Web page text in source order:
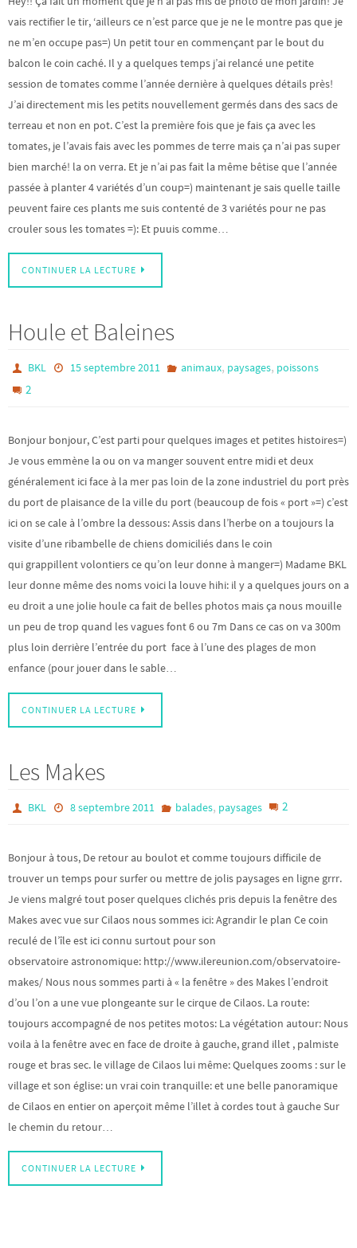
vais rectifier le tir, ‘ailleurs ce n’est parce que je ne le montre pas que je
ne m’en occupe pas=) Un petit tour en commençant par le bout du
balcon le coin caché. Il y a quelques temps j’ai relancé une petite
session de tomates comme l’année dernière à quelques détails près!
J’ai directement mis les petits nouvellement germés dans des sacs de
terreau et non en pot. C’est la première fois que je fais ça avec les
tomates, je l’avais fais avec les pommes de terre mais ça n’ai pas super
bien marché! la on verra. Et je n’ai pas fait la même bêtise que l’année
passée à planter 4 variétés d’un coup=) maintenant je sais quelle taille
peuvent faire ces plants me suis contenté de 3 variétés pour ne pas
crouler sous les tomates =): Et puuis comme…
CONTINUER LA LECTURE
Houle et Baleines
BKL 15 septembre 2011 animaux, paysages, poissons
2
Bonjour bonjour, C’est parti pour quelques images et petites histoires=)
Je vous emmène la ou on va manger souvent entre midi et deux
généralement ici face à la mer pas loin de la zone industriel du port près
du port de plaisance de la ville du port (beaucoup de fois « port »=) c’est
ici on se cale à l’ombre la dessous: Assis dans l’herbe on a toujours la
visite d’une ribambelle de chiens domiciliés dans le coin
qui grappillent volontiers ce qu’on leur donne à manger=) Madame BKL
leur donne même des noms voici la louve hihi: il y a quelques jours on a
eu droit a une jolie houle ca fait de belles photos mais ça nous mouille
un peu de trop quand les vagues font 6 ou 7m Dans ce cas on va 300m
plus loin derrière l’entrée du port face à l’une des plages de mon
enfance (pour jouer dans le sable…
CONTINUER LA LECTURE
Les Makes
BKL 8 septembre 2011 balades, paysages 2
Bonjour à tous, De retour au boulot et comme toujours difficile de
trouver un temps pour surfer ou mettre de jolis paysages en ligne grrr.
Je viens malgré tout poser quelques clichés pris depuis la fenêtre des
Makes avec vue sur Cilaos nous sommes ici: Agrandir le plan Ce coin
reculé de l’île est ici connu surtout pour son
observatoire astronomique: http://www.ilereunion.com/observatoire-
makes/ Nous nous sommes parti à « la fenêtre » des Makes l’endroit
d’ou l’on a une vue plongeante sur le cirque de Cilaos. La route:
toujours accompagné de nos petites motos: La végétation autour: Nous
voila à la fenêtre avec en face de droite à gauche, grand illet , palmiste
rouge et bras sec. le village de Cilaos lui même: Quelques zooms : sur le
village et son église: un vrai coin tranquille: et une belle panoramique
de Cilaos en entier on aperçoit même l’illet à cordes tout à gauche Sur
le chemin du retour…
CONTINUER LA LECTURE